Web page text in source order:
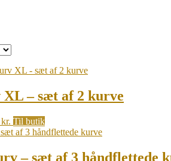
– sæt af 2 kurve
kr. Current
price
137,00 kr..
Til butik
– sæt af 3 håndflettede